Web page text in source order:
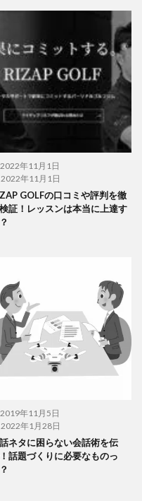
2022年11月1日
2022年11月1日
GOLFの口コミや評判を徹
証！レッスンは本当に上達す
2019年11月5日
2022年1月28日
ネタに困らない会話術を伝
話題づくりに必要なものっ